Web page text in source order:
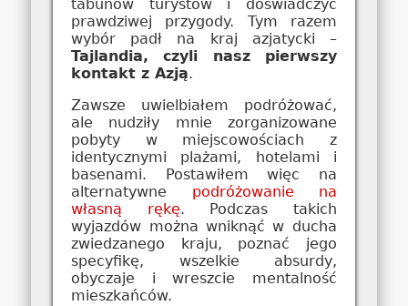
tabunów turystów i doświadczyć
prawdziwej przygody. Tym razem
wybór padł na kraj azjatycki –
Tajlandia, czyli nasz pierwszy
kontakt z Azją.
Zawsze uwielbiałem podróżować,
ale nudziły mnie zorganizowane
pobyty w miejscowościach z
identycznymi plażami, hotelami i
basenami. Postawiłem więc na
alternatywne podróżowanie na
własną rękę. Podczas takich
wyjazdów można wniknąć w ducha
zwiedzanego kraju, poznać jego
specyfikę, wszelkie absurdy,
obyczaje i wreszcie mentalność
mieszkańców.